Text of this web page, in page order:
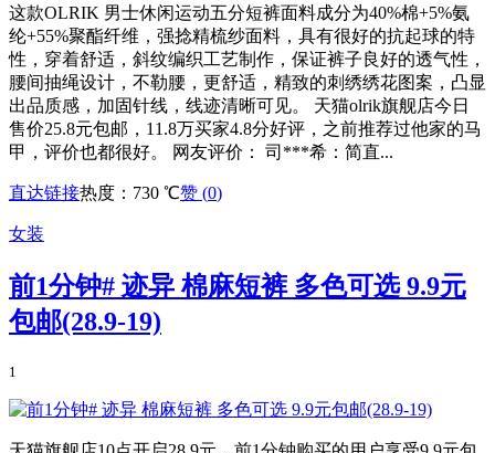
这款OLRIK 男士休闲运动五分短裤面料成分为40%棉+5%氨
纶+55%聚酯纤维，强捻精梳纱面料，具有很好的抗起球的特
性，穿着舒适，斜纹编织工艺制作，保证裤子良好的透气性，
腰间抽绳设计，不勒腰，更舒适，精致的刺绣绣花图案，凸显
出品质感，加固针线，线迹清晰可见。 天猫olrik旗舰店今日
售价25.8元包邮，11.8万买家4.8分好评，之前推荐过他家的马
甲，评价也都很好。 网友评价： 司***希：简直...
直达链接热度：730 ℃赞 (0)
女装
前1分钟# 迹异 棉麻短裤 多色可选 9.9元
包邮(28.9-19)
1